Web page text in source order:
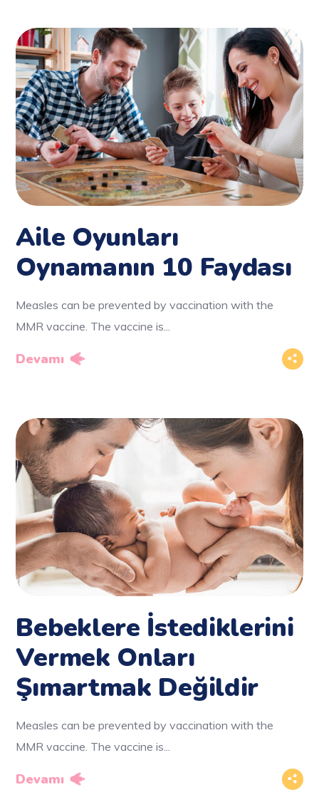
Aile Oyunları
Oynamanın 10 Faydası
Measles can be prevented by vaccination with the
MMR vaccine. The vaccine is...
Devamı
Bebeklere İstediklerini
Vermek Onları
Şımartmak Değildir
Measles can be prevented by vaccination with the
MMR vaccine. The vaccine is...
Devamı